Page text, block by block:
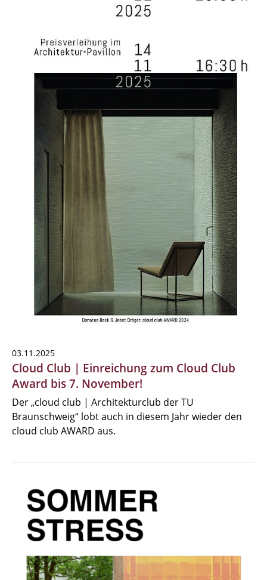
03.11.2025
Cloud Club | Einreichung zum Cloud Club
Award bis 7. November!
Der „cloud club | Architekturclub der TU
Braunschweig“ lobt auch in diesem Jahr wieder den
cloud club AWARD aus.